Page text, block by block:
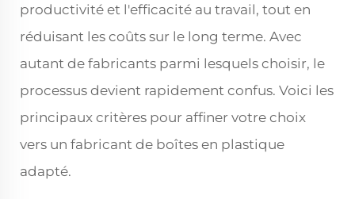
productivité et l'efficacité au travail, tout en
réduisant les coûts sur le long terme. Avec
autant de fabricants parmi lesquels choisir, le
processus devient rapidement confus. Voici les
principaux critères pour affiner votre choix
vers un fabricant de boîtes en plastique
adapté.